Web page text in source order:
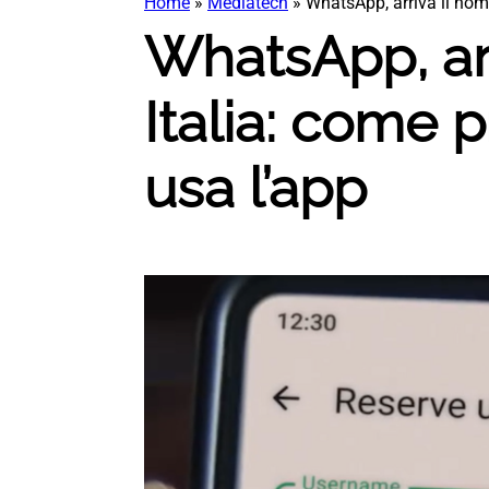
WhatsApp,
Italia: come
usa l’app